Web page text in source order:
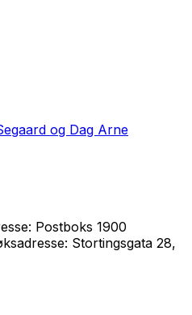
og Dag Arne
Postboks 1900
Stortingsgata 28,